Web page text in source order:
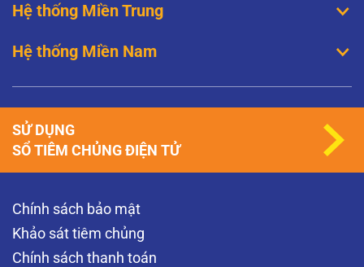
Hệ thống Miền Trung
Hệ thống Miền Nam
Chính sách bảo mật
Khảo sát tiêm chủng
Chính sách thanh toán
SỬ DỤNG
SỔ TIÊM CHỦNG ĐIỆN TỬ